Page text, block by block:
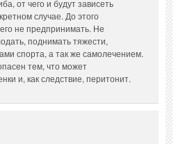
от чего и будут зависеть
случае. До этого
не предпринимать. Не
поднимать тяжести,
спорта, а так же самолечением.
тем, что может
и, как следствие, перитонит.